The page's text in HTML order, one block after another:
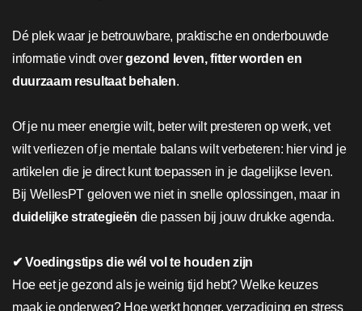
Dé plek waar je betrouwbare, praktische en onderbouwde
informatie vindt overgezond leven, fitter worden en
duurzaam resultaat behalen.
Of je nu meer energie wilt, beter wilt presteren op werk, vet
wilt verliezen of je mentale balans wilt verbeteren: hier vind je
artikelen die je direct kunt toepassen in je dagelijkse leven.
Bij WellesPT geloven we niet in snelle oplossingen, maar in
duidelijke strategieën die passen bij jouw drukke agenda.
✔ Voedingstips die wél vol te houden zijn
Hoe eet je gezond als je weinig tijd hebt? Welke keuzes
maak je onderweg? Hoe werkt honger, verzadiging en stress